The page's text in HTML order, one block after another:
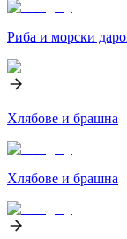
Риба и морски
Хлябове и брашна
Хлябове и брашна